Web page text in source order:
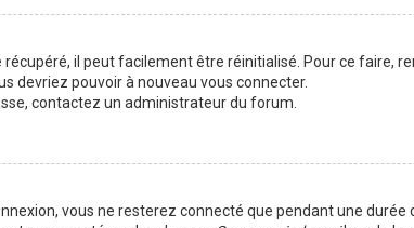
il peut facilement être réinitialisé. Pour ce faire,
devriez pouvoir à nouveau vous connecter.
contactez un administrateur du forum.
vous ne resterez connecté que pendant une durée